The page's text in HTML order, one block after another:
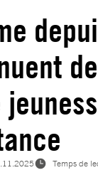
Temps de